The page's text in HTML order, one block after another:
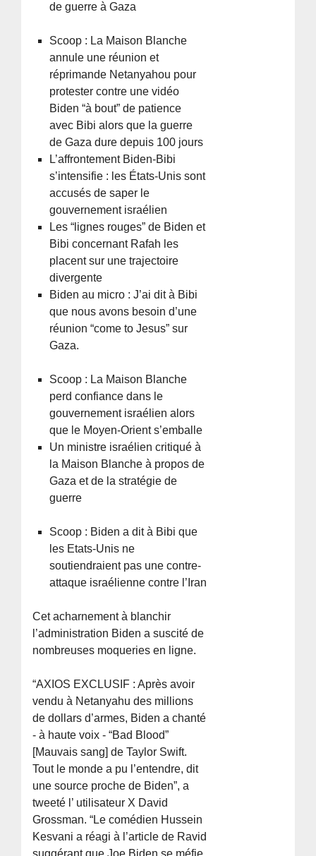
de guerre à Gaza
Scoop : La Maison Blanche
annule une réunion et
réprimande Netanyahou pour
protester contre une vidéo
Biden “à bout” de patience
avec Bibi alors que la guerre
de Gaza dure depuis 100 jours
L’affrontement Biden-Bibi
s’intensifie : les États-Unis sont
accusés de saper le
gouvernement israélien
Les “lignes rouges” de Biden et
Bibi concernant Rafah les
placent sur une trajectoire
divergente
Biden au micro : J’ai dit à Bibi
que nous avons besoin d’une
réunion “come to Jesus” sur
Gaza.
Scoop : La Maison Blanche
perd confiance dans le
gouvernement israélien alors
que le Moyen-Orient s’emballe
Un ministre israélien critiqué à
la Maison Blanche à propos de
Gaza et de la stratégie de
guerre
Scoop : Biden a dit à Bibi que
les Etats-Unis ne
soutiendraient pas une contre-
attaque israélienne contre l’Iran
Cet acharnement à blanchir
l’administration Biden a suscité de
nombreuses moqueries en ligne.
“AXIOS EXCLUSIF : Après avoir
vendu à Netanyahu des millions
de dollars d’armes, Biden a chanté
- à haute voix - “Bad Blood”
[Mauvais sang] de Taylor Swift.
Tout le monde a pu l’entendre, dit
une source proche de Biden”, a
tweeté l’ utilisateur X David
Grossman. “Le comédien Hussein
Kesvani a réagi à l’article de Ravid